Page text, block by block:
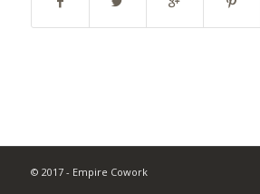
© 2017 - Empire Cowork